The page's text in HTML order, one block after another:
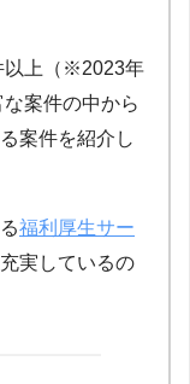
以上（※2023年
案件の中から
案件を紹介し
福利厚生サー
実しているの